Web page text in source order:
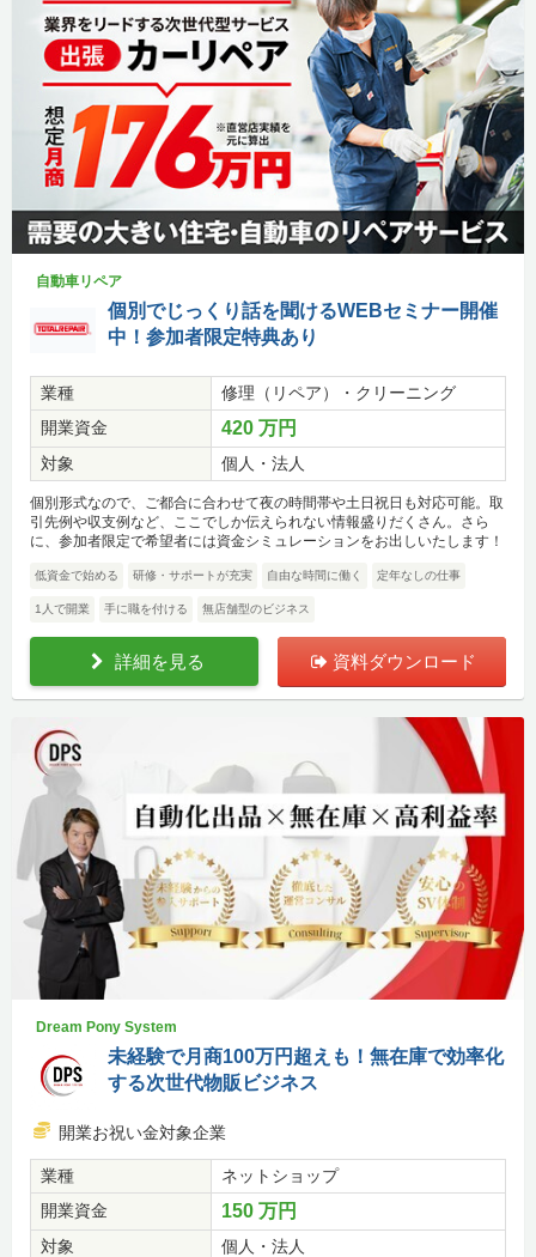
自動車リペア
個別でじっくり話を聞けるWEBセミナー開催
中！参加者限定特典あり
業種
修理（リペア）・クリーニング
開業資金
420 万円
対象 個人・法人
個別形式なので、ご都合に合わせて夜の時間帯や土日祝日も対応可能。取
引先例や収支例など、ここでしか伝えられない情報盛りだくさん。さら
に、参加者限定で希望者には資金シミュレーションをお出しいたします！
低資金で始める 研修・サポートが充実 自由な時間に働く 定年なしの仕事
1人で開業 手に職を付ける 無店舗型のビジネス
詳細を見る 資料ダウンロード
Dream Pony System
未経験で月商100万円超えも！無在庫で効率化
する次世代物販ビジネス
開業お祝い金対象企業
業種
ネットショップ
開業資金
150 万円
対象 個人・法人